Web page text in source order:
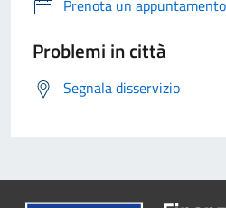
Prenota un appuntamento
Problemi in città
Segnala disservizio